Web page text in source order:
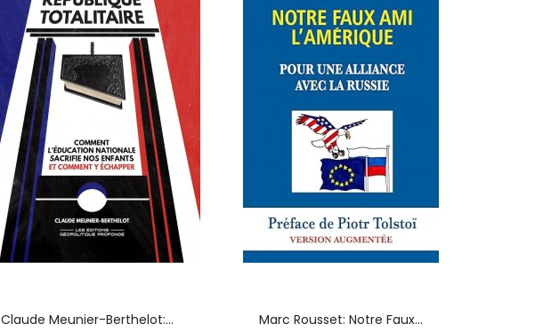
Claude Meunier-Berthelot:... Marc Rousset: Notre Faux...